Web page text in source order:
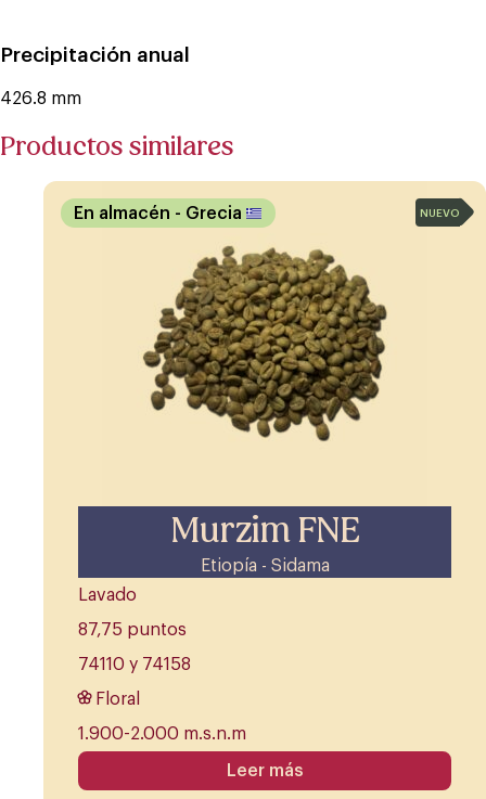
Precipitación anual
426.8 mm
Productos similares
Murzim FNE
Etiopía - Sidama
En almacén - Grecia
Lavado
87,75 puntos
74110 y 74158
Floral
1.900-2.000 m.s.n.m
NUEVO
Leer más